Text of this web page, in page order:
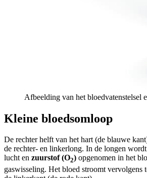
Afbeelding van het bloedvatenstelsel
Kleine bloedsomloop
De rechter helft van het hart (de blauwe
de rechter- en linkerlong. In de longen wordt
lucht en zuurstof (O2) opgenomen in het
gaswisseling. Het bloed stroomt vervolgens